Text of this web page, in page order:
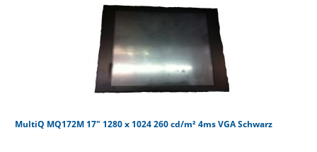
MultiQ MQ172M 17" 1280 x 1024 260 cd/m² 4ms VGA Schwarz